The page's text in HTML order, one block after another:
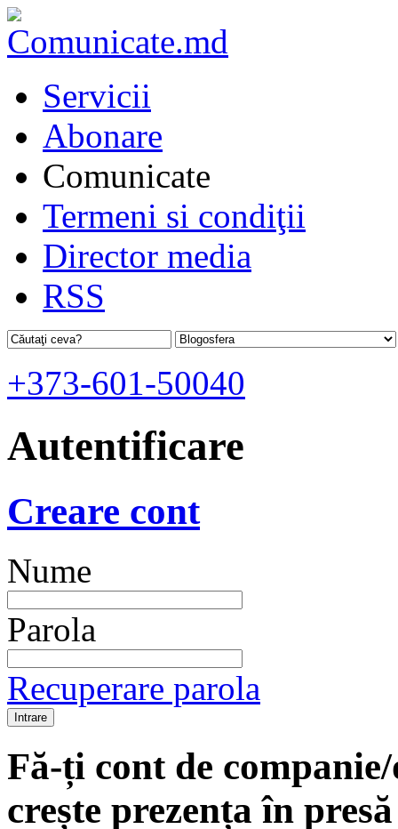
Servicii
Abonare
Comunicate
Termeni si condiţii
Director media
RSS
+373-601-50040
Autentificare
Creare cont
Nume
Parola
Recuperare parola
Fă-ți cont de
crește prezența în